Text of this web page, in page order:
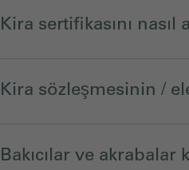
Kira sertifikasını nasıl
Kira sözleşmesinin /
Bakıcılar ve akrabalar